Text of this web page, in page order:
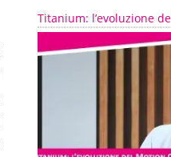
Titanium: l’evoluzione